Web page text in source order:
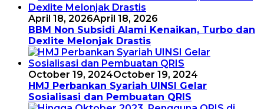
April 18, 2026April 18, 2026
BBM Non Subsidi Alami Kenaikan, Turbo dan
Dexlite Melonjak Drastis
October 19, 2024October 19, 2024
HMJ Perbankan Syariah UINSI Gelar
Sosialisasi dan Pembuatan QRIS